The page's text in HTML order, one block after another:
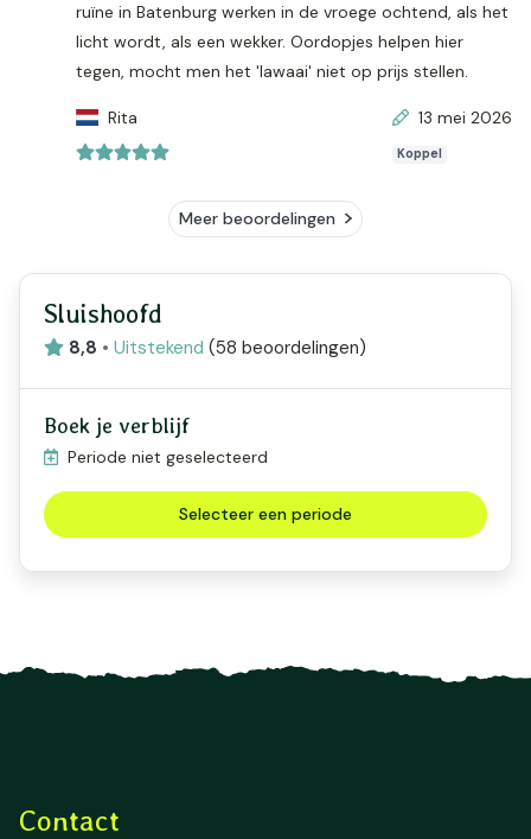
ruïne in Batenburg werken in de vroege ochtend, als het
licht wordt, als een wekker. Oordopjes helpen hier
tegen, mocht men het 'lawaai' niet op prijs stellen.
Rita 13 mei 2026
Koppel
Meer beoordelingen
Sluishoofd
8,8 • Uitstekend (58 beoordelingen)
Boek je verblijf
Periode niet geselecteerd
Selecteer een periode
Contact